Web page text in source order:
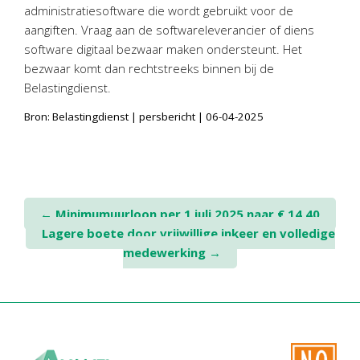
Twinfield – Boekhouden
BaseCone – Facturen
Visionplanner – Rapportage
Klantenportaal – Online dossiers
administratiesoftware die wordt gebruikt voor de
aangiften. Vraag aan de softwareleverancier of diens
software digitaal bezwaar maken ondersteunt. Het
bezwaar komt dan rechtstreeks binnen bij de
Belastingdienst.
Bron: Belastingdienst | persbericht | 06-04-2025
Post
navigation
← Minimumuurloon per 1 juli 2025 naar € 14,40
Lagere boete door vrijwillige inkeer en volledige
medewerking →